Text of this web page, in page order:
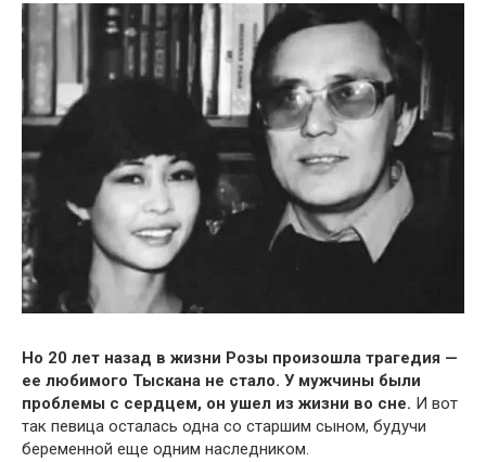
Но 20 лет назад в жизни Розы произошла трагедия —
ее любимого Тыскана не стало. У мужчины были
проблемы с сердцем, он ушел из жизни во сне. И вот
так певица осталась одна со старшим сыном, будучи
беременной еще одним наследником.